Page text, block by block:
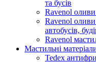
та бусів
Ravenol оливи
Ravenol
автобусів,
Ravenol
Мастильні
Tedex